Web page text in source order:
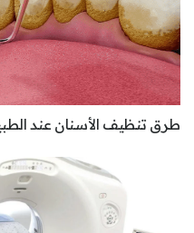
طرق تنظيف الأسنان عند